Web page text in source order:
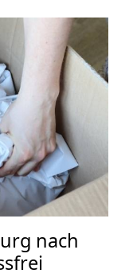
nach